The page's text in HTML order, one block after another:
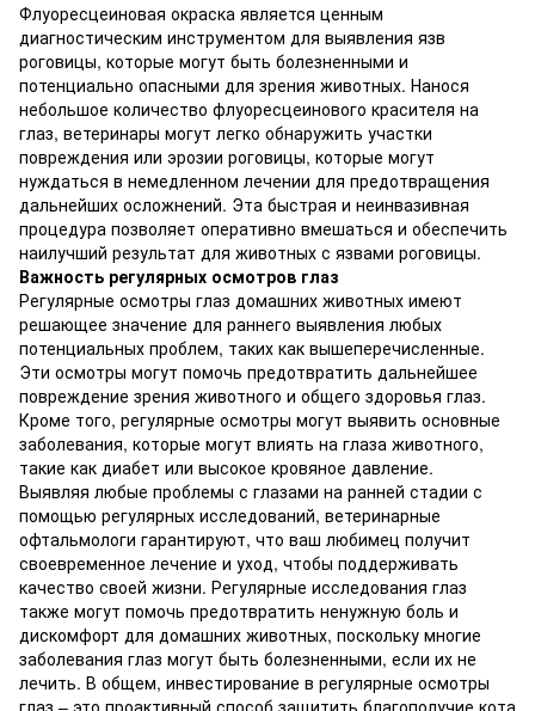
Флуоресцеиновая окраска является ценным
диагностическим инструментом для выявления язв
роговицы, которые могут быть болезненными и
потенциально опасными для зрения животных. Нанося
небольшое количество флуоресцеинового красителя на
глаз, ветеринары могут легко обнаружить участки
повреждения или эрозии роговицы, которые могут
нуждаться в немедленном лечении для предотвращения
дальнейших осложнений. Эта быстрая и неинвазивная
процедура позволяет оперативно вмешаться и обеспечить
наилучший результат для животных с язвами роговицы.
Важность регулярных осмотров глаз
Регулярные осмотры глаз домашних животных имеют
решающее значение для раннего выявления любых
потенциальных проблем, таких как вышеперечисленные.
Эти осмотры могут помочь предотвратить дальнейшее
повреждение зрения животного и общего здоровья глаз.
Кроме того, регулярные осмотры могут выявить основные
заболевания, которые могут влиять на глаза животного,
такие как диабет или высокое кровяное давление.
Выявляя любые проблемы с глазами на ранней стадии с
помощью регулярных исследований, ветеринарные
офтальмологи гарантируют, что ваш любимец получит
своевременное лечение и уход, чтобы поддерживать
качество своей жизни. Регулярные исследования глаз
также могут помочь предотвратить ненужную боль и
дискомфорт для домашних животных, поскольку многие
заболевания глаз могут быть болезненными, если их не
лечить. В общем, инвестирование в регулярные осмотры